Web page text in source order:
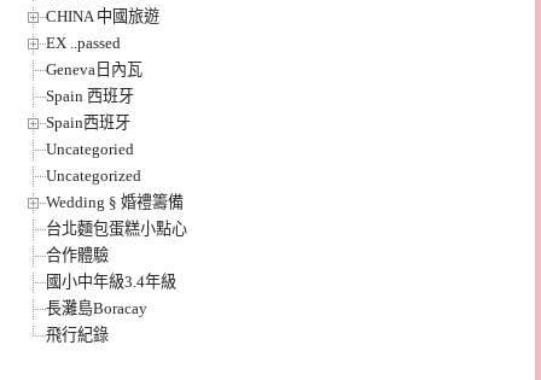
CHINA 中國旅遊
EX ..passed
Geneva日內瓦
Spain 西班牙
Spain西班牙
Uncategoried
Uncategorized
Wedding § 婚禮籌備
台北麵包蛋糕小點心
合作體驗
國小中年級3.4年級
長灘島Boracay
飛行紀錄